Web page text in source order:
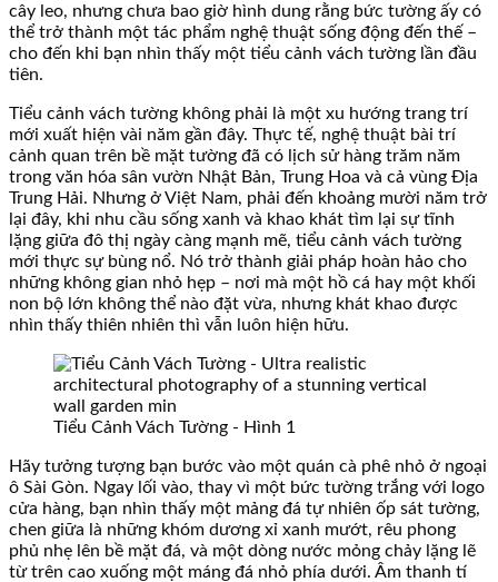
cây leo, nhưng chưa bao giờ hình dung rằng bức tường ấy có
thể trở thành một tác phẩm nghệ thuật sống động đến thế –
cho đến khi bạn nhìn thấy một tiểu cảnh vách tường lần đầu
tiên.
Tiểu cảnh vách tường không phải là một xu hướng trang trí
mới xuất hiện vài năm gần đây. Thực tế, nghệ thuật bài trí
cảnh quan trên bề mặt tường đã có lịch sử hàng trăm năm
trong văn hóa sân vườn Nhật Bản, Trung Hoa và cả vùng Địa
Trung Hải. Nhưng ở Việt Nam, phải đến khoảng mười năm trở
lại đây, khi nhu cầu sống xanh và khao khát tìm lại sự tĩnh
lặng giữa đô thị ngày càng mạnh mẽ, tiểu cảnh vách tường
mới thực sự bùng nổ. Nó trở thành giải pháp hoàn hảo cho
những không gian nhỏ hẹp – nơi mà một hồ cá hay một khối
non bộ lớn không thể nào đặt vừa, nhưng khát khao được
nhìn thấy thiên nhiên thì vẫn luôn hiện hữu.
Tiểu Cảnh Vách Tường - Hình 1
Hãy tưởng tượng bạn bước vào một quán cà phê nhỏ ở ngoại
ô Sài Gòn. Ngay lối vào, thay vì một bức tường trắng với logo
cửa hàng, bạn nhìn thấy một mảng đá tự nhiên ốp sát tường,
chen giữa là những khóm dương xỉ xanh mướt, rêu phong
phủ nhẹ lên bề mặt đá, và một dòng nước mỏng chảy lặng lẽ
từ trên cao xuống một máng đá nhỏ phía dưới. Âm thanh tí